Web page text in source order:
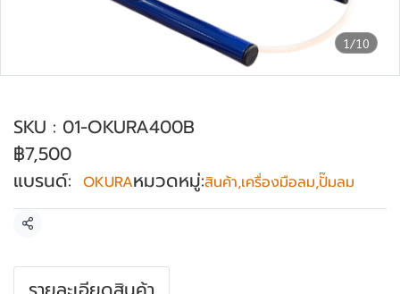
1/10
SKU : 01-OKURA400B
฿7,500
แบรนด์: OKURAหมวดหมู่:สินค้า,เครื่องมือลม,ปั๊มลม
แชร์